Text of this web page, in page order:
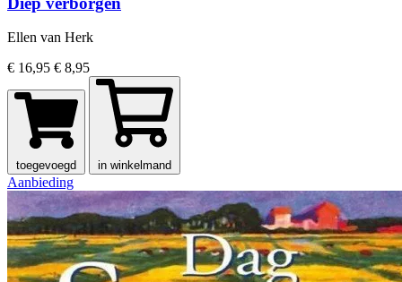
Ellen van Herk
€ 16,95 € 8,95
toegevoegd in winkelmand
Aanbieding